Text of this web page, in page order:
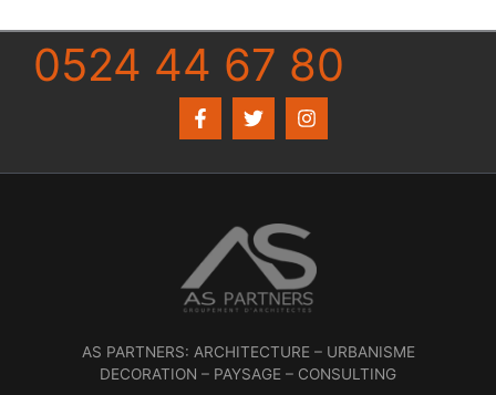
0524 44 67 80
AS PARTNERS: ARCHITECTURE – URBANISME
DECORATION – PAYSAGE – CONSULTING